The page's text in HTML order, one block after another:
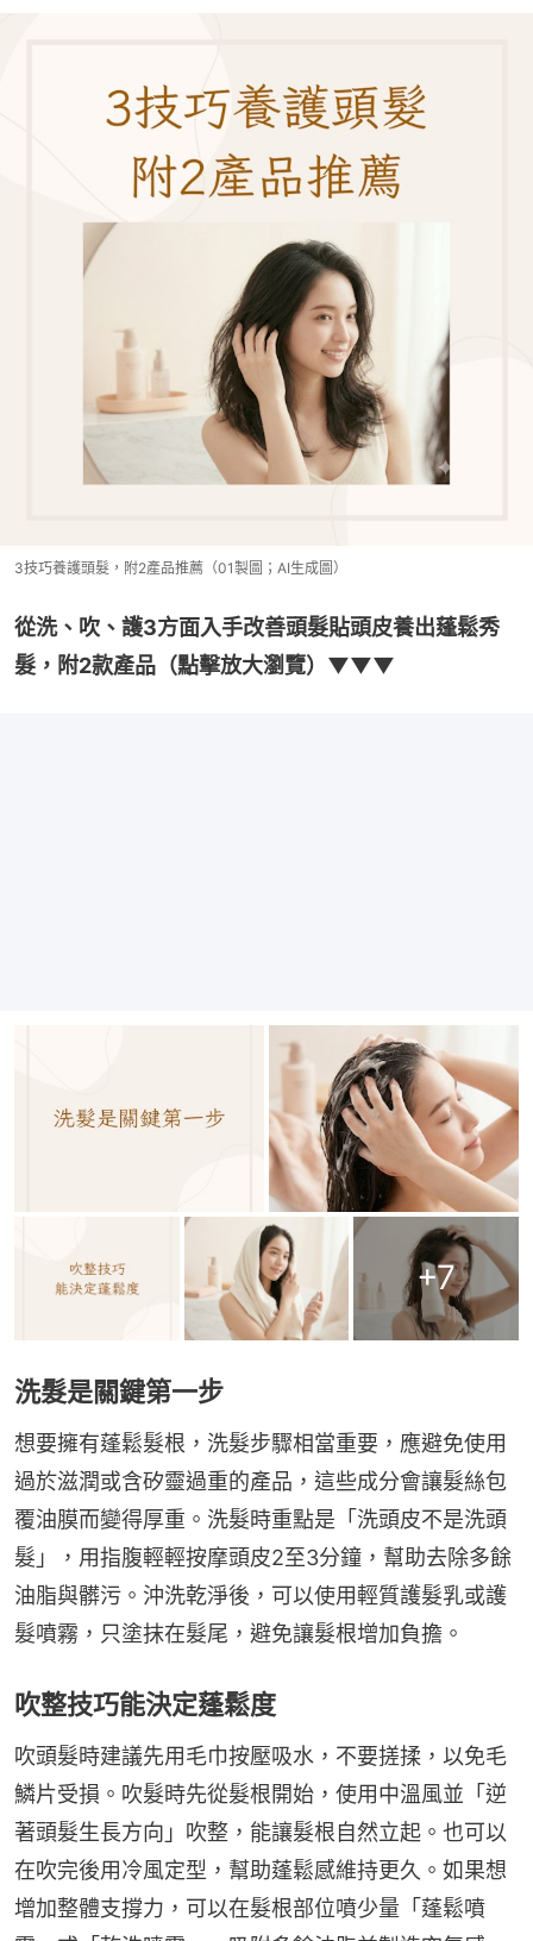
3技巧養護頭髮，附2產品推薦（01製圖；AI生成圖）
從洗、吹、護3方面入手改善頭髮貼頭皮養出蓬鬆秀
髮，附2款產品（點擊放大瀏覽）▼▼▼
+7
洗髮是關鍵第一步
想要擁有蓬鬆髮根，洗髮步驟相當重要，應避免使用
過於滋潤或含矽靈過重的產品，這些成分會讓髮絲包
覆油膜而變得厚重。洗髮時重點是「洗頭皮不是洗頭
髮」，用指腹輕輕按摩頭皮2至3分鐘，幫助去除多餘
油脂與髒污。沖洗乾淨後，可以使用輕質護髮乳或護
髮噴霧，只塗抹在髮尾，避免讓髮根增加負擔。
吹整技巧能決定蓬鬆度
吹頭髮時建議先用毛巾按壓吸水，不要搓揉，以免毛
鱗片受損。吹髮時先從髮根開始，使用中溫風並「逆
著頭髮生長方向」吹整，能讓髮根自然立起。也可以
在吹完後用冷風定型，幫助蓬鬆感維持更久。如果想
增加整體支撐力，可以在髮根部位噴少量「蓬鬆噴